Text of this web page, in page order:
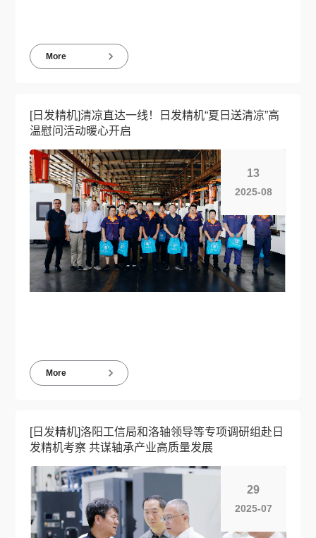
More
[日发精机]清凉直达一线！日发精机“夏日送清凉”高
温慰问活动暖心开启
13
2025-08
More
[日发精机]洛阳工信局和洛轴领导等专项调研组赴日
发精机考察 共谋轴承产业高质量发展
29
2025-07